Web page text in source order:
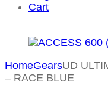
Cart
HomeGearsUD
– RACE BLUE